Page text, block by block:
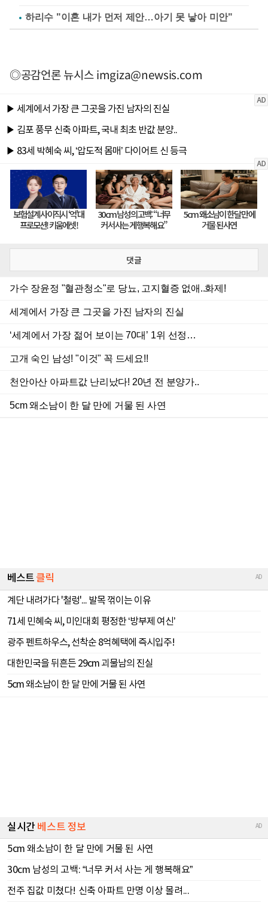
하리수 "이혼 내가 먼저 제안…아기 못 낳아 미안"
◎공감언론 뉴시스imgiza@newsis.com
댓글